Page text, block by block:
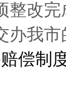
整改
办我
偿制